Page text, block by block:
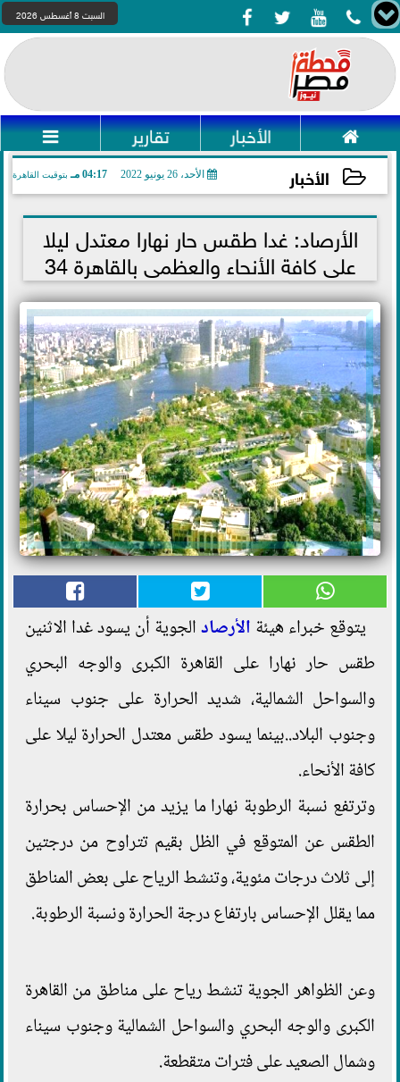
    السبت 8 أغسطس 2026
 الأخبار تقارير 
الأخبار الأحد، 26 يونيو 2022 04:17 مـ بتوقيت القاهرة
2022-06-26 16:17:23الأرصاد: غدا طقس حار نهارا معتدل ليلا
على كافة الأنحاء والعظمى بالقاهرة 34
يتوقع خبراء هيئة الأرصادالجوية أن يسود غدا الاثنين
طقس حار نهارا على القاهرة الكبرى والوجه البحري
والسواحل الشمالية، شديد الحرارة على جنوب سيناء
وجنوب البلاد..بينما يسود طقس معتدل الحرارة ليلا على
كافة الأنحاء.
وترتفع نسبة الرطوبة نهارا ما يزيد من الإحساس بحرارة
الطقس عن المتوقع في الظل بقيم تتراوح من درجتين
إلى ثلاث درجات مئوية، وتنشط الرياح على بعض المناطق
مما يقلل الإحساس بارتفاع درجة الحرارة ونسبة الرطوبة.
وعن الظواهر الجوية تنشط رياح على مناطق من القاهرة
الكبرى والوجه البحري والسواحل الشمالية وجنوب سيناء
وشمال الصعيد على فترات متقطعة.